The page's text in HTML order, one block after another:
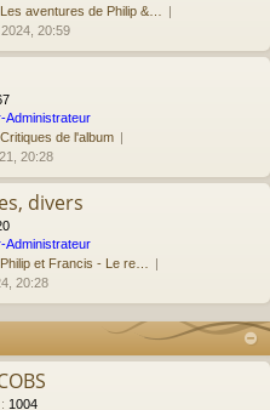
aventures de Philip &…
2024, 20:59
Administrateur
de l'album
20:28
divers
Administrateur
et Francis - Le re…
20:28
: 1004